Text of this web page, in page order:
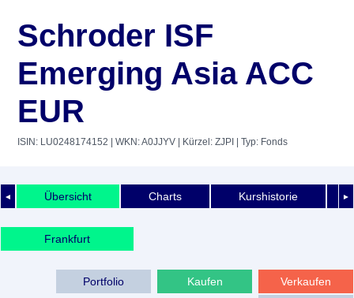
Schroder ISF
Emerging Asia ACC
EUR
ISIN: LU0248174152 | WKN: A0JJYV | Kürzel: ZJPI | Typ: Fonds
◄ ►
Übersicht Charts Kurshistorie
Frankfurt
Verkaufen
Kaufen
Portfolio